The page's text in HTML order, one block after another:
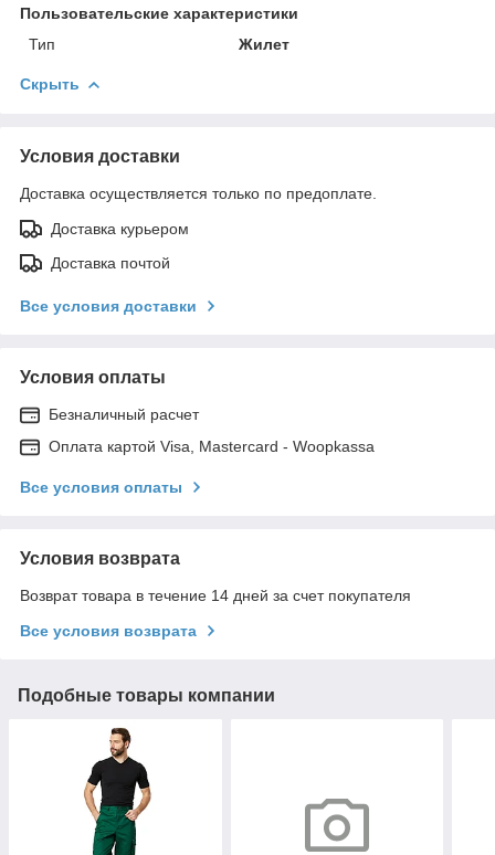
Пользовательские характеристики
Тип
Жилет
Скрыть
Условия доставки
Доставка осуществляется только по предоплате.
Доставка курьером
Доставка почтой
Все условия доставки
Условия оплаты
Безналичный расчет
Оплата картой Visa, Mastercard - Woopkassa
Все условия оплаты
Условия возврата
Возврат товара в течение 14 дней за счет покупателя
Все условия возврата
Подобные товары компании